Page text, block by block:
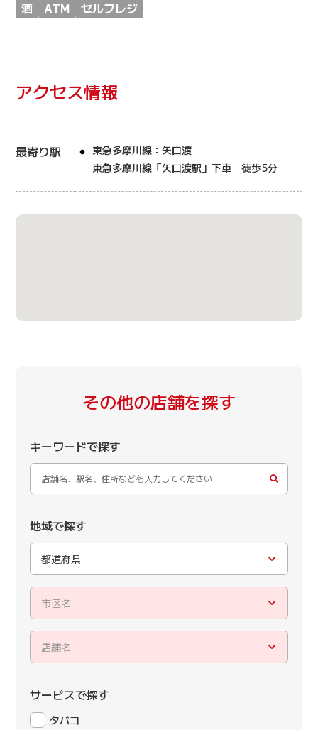
酒
ATM セルフレジ
アクセス情報
最寄り駅
東急多摩川線：矢口渡
東急多摩川線「矢口渡駅」下車 徒歩5分
その他の店舗を探す
キーワードで探す
地域で探す
都道府県
市区名
店舗名
サービスで探す
タバコ